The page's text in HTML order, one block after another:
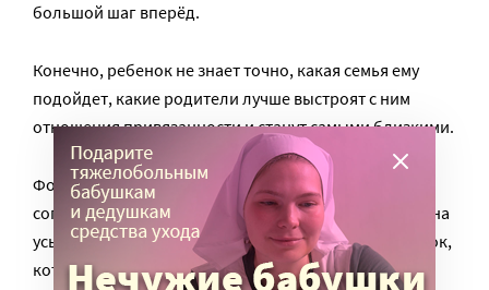
большой шаг вперёд.
Конечно, ребенок не знает точно, какая семья ему
подойдет, какие родители лучше выстроят с ним
отношения привязанности и станут самыми близкими.
Формально за детьми закреплено право высказать
согласие или несогласие на переход под опеку или на
усыновление с 10 лет. Но что вы, напуганный ребенок,
который потерял родителей и видел в жизни много